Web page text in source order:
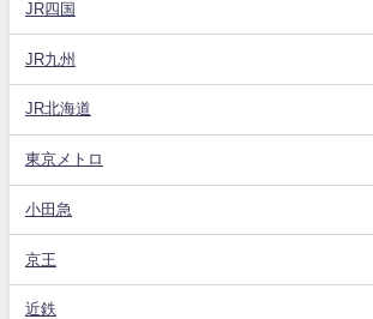
JR四国
JR九州
JR北海道
東京メトロ
小田急
京王
近鉄